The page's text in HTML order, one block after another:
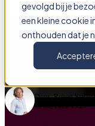
gevolgd bij je
een kleine cookie
onthouden dat je
Procesreglement
Per 1 juli zijn
gewijzigd: dit
Door -Robert
09 jul, 2026 15:25